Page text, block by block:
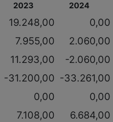
2023 2024
19.248,00 0,00
7.955,00 2.060,00
11.293,00 -2.060,00
-31.200,00 -33.261,00
0,00 0,00
7.108,00 6.684,00